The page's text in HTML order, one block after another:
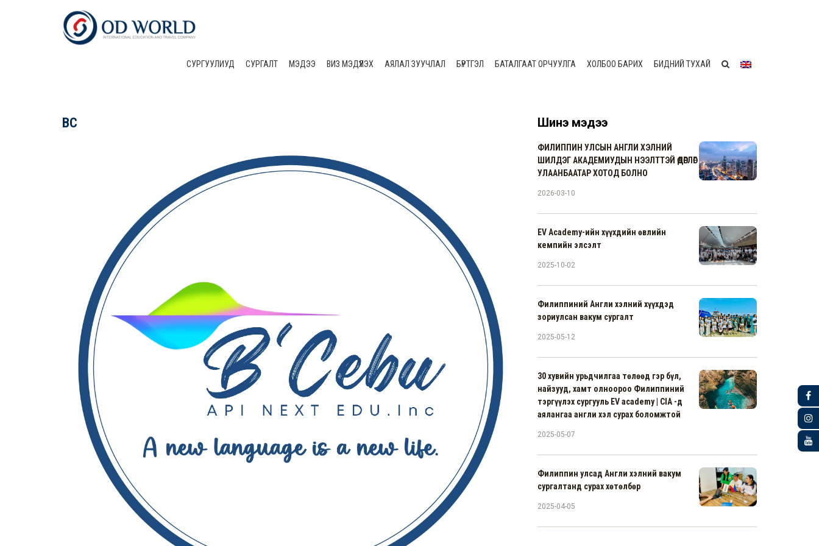
СУРГУУЛИУД CУРГАЛТ МЭДЭЭ ВИЗ МЭДҮҮЛЭХ АЯЛАЛ ЗУУЧЛАЛ БҮРТГЭЛ БАТАЛГААТ ОРЧУУЛГА ХОЛБОО БАРИХ БИДНИЙ ТУХАЙ
BC Шинэ мэдээ
ФИЛИППИН УЛСЫН АНГЛИ ХЭЛНИЙ
ШИЛДЭГ АКАДЕМИУДЫН НЭЭЛТТЭЙ ӨДӨРЛӨГ
УЛААНБААТАР ХОТОД БОЛНО
2026-03-10
EV Academy-ийн хүүхдийн өвлийн
кемпийн элсэлт
2025-10-02
Филиппиний Англи хэлний хүүхдэд
зориулсан вакум сургалт
2025-05-12
30 хувийн урьдчилгаа төлөөд гэр бүл,
найзууд, хамт олноороо Филиппиний
тэргүүлэх сургууль EV academy | CIA -д
аялангаа англи хэл сурах боломжтой
2025-05-07
Филиппин улсад Англи хэлний вакум
сургалтанд сурах хөтөлбөр
2025-04-05